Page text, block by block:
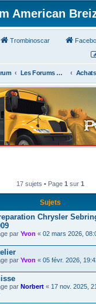
American
Trombinoscar
Les Forums Divers
17 sujets • Page 1 sur 1
Sujets
Chrysler
par Yvon « 02 mars 2026,
par Yvon « 05 févr. 2026,
par Norbert « 17 nov. 2025,